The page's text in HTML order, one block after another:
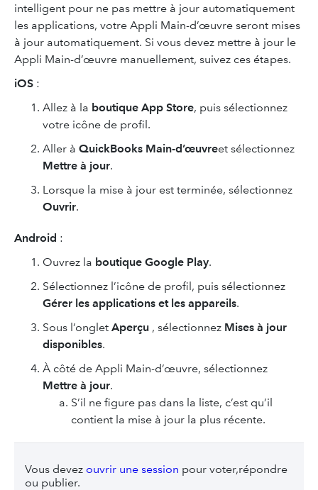
intelligent pour ne pas mettre à jour automatiquement
les applications, votre Appli Main-d’œuvre seront mises
à jour automatiquement. Si vous devez mettre à jour le
Appli Main-d’œuvre manuellement, suivez ces étapes.
iOS :
Allez à la boutique App Store, puis sélectionnez
votre icône de profil.
Aller à QuickBooks Main-d’œuvreet sélectionnez
Mettre à jour.
Lorsque la mise à jour est terminée, sélectionnez
Ouvrir.
Android :
Ouvrez la boutique Google Play.
Sélectionnez l’icône de profil, puis sélectionnez
Gérer les applications et les appareils.
Sous l’onglet Aperçu , sélectionnez Mises à jour
disponibles.
À côté de Appli Main-d’œuvre, sélectionnez
Mettre à jour.
S’il ne figure pas dans la liste, c’est qu’il
contient la mise à jour la plus récente.
Vous devez ouvrir une session pour voter,répondre
ou publier.